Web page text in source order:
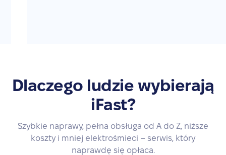
Dlaczego ludzie wybierają
iFast?
Szybkie naprawy, pełna obsługa od A do Z, niższe
koszty i mniej elektrośmieci – serwis, który
naprawdę się opłaca.